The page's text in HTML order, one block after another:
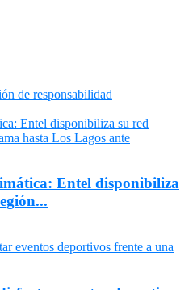
de responsabilidad
Entel disponibiliza